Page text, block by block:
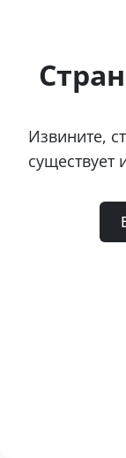
Извините,